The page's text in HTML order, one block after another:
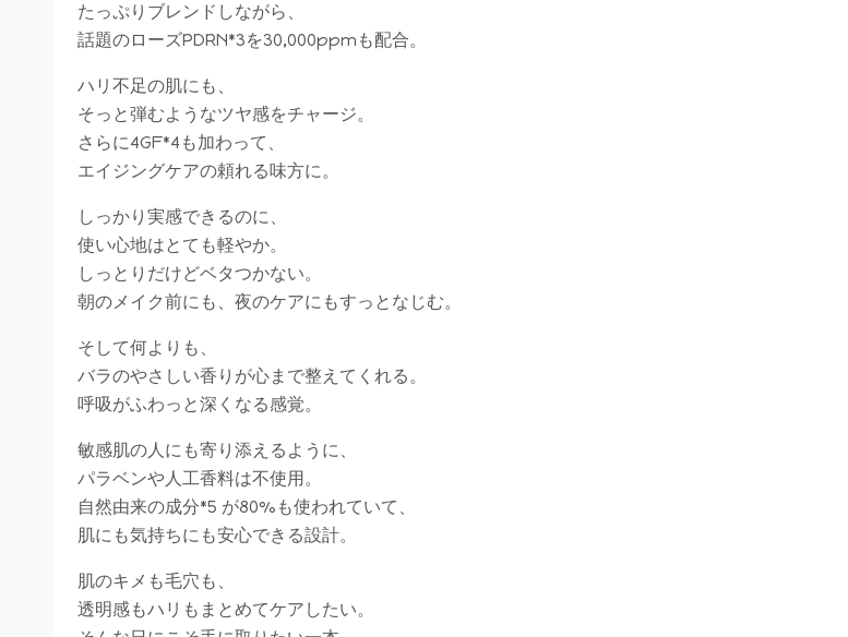
たっぷりブレンドしながら、
話題のローズPDRN*3を30,000ppmも配合。
ハリ不足の肌にも、
そっと弾むようなツヤ感をチャージ。
さらに4GF*4も加わって、
エイジングケアの頼れる味方に。
しっかり実感できるのに、
使い心地はとても軽やか。
しっとりだけどベタつかない。
朝のメイク前にも、夜のケアにもすっとなじむ。
そして何よりも、
バラのやさしい香りが心まで整えてくれる。
呼吸がふわっと深くなる感覚。
敏感肌の人にも寄り添えるように、
パラベンや人工香料は不使用。
自然由来の成分*5 が80%も使われていて、
肌にも気持ちにも安心できる設計。
肌のキメも毛穴も、
透明感もハリもまとめてケアしたい。